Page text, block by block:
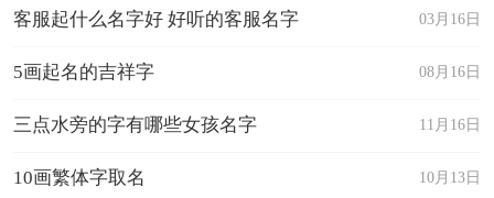
03月16日
客服起什么名字好 好听的客服名字
08月16日
5画起名的吉祥字
11月16日
三点水旁的字有哪些女孩名字
10月13日
10画繁体字取名